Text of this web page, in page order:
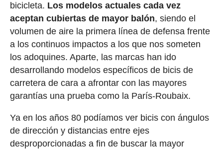
bicicleta. Los modelos actuales cada vez
aceptan cubiertas de mayor balón, siendo el
volumen de aire la primera línea de defensa frente
a los continuos impactos a los que nos someten
los adoquines. Aparte, las marcas han ido
desarrollando modelos específicos de bicis de
carretera de cara a afrontar con las mayores
garantías una prueba como la París-Roubaix.
Ya en los años 80 podíamos ver bicis con ángulos
de dirección y distancias entre ejes
desproporcionadas a fin de buscar la mayor